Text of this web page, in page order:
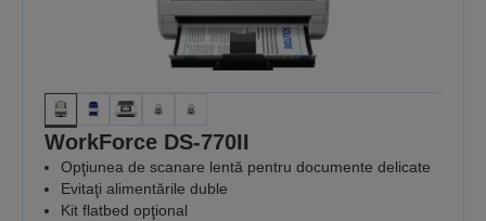
WorkForce DS-770II
Opţiunea de scanare lentă pentru documente delicate
Evitaţi alimentările duble
Kit flatbed opţional